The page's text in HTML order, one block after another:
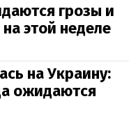
грозы и
этой неделе
на Украину:
ожидаются